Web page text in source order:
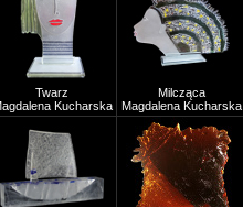
Twarz
Kucharska
Milcząca
Magdalena Kucharska